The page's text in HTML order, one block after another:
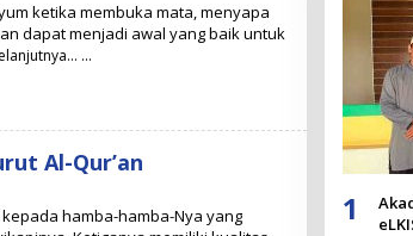
ketika membuka mata, menyapa
dapat menjadi awal yang baik untuk
Al-Qur’an
hamba-hamba-Nya yang
1